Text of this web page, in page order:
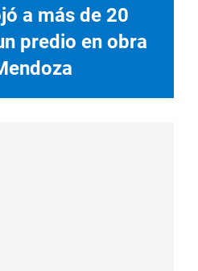
a más de 20
predio en obra